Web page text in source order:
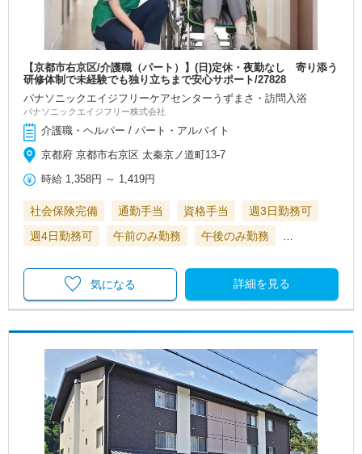
【京都市右京区/介護職（パート）】(日)定休・夜勤なし 寄り添う
研修体制で未経験でも独り立ちまで安心サポート/27828
パナソニックエイジフリーケアセンターうずまさ・訪問入浴
パナソニックエイジフリー株式会社
介護職・ヘルパー / パート・アルバイト
京都府 京都市右京区 太秦京ノ道町13-7
時給 1,358円 ～ 1,419円
社会保険完備 通勤手当 資格手当
週3日勤務可
週4日勤務可
午前のみ勤務 午後のみ勤務
詳細を見る
気になる